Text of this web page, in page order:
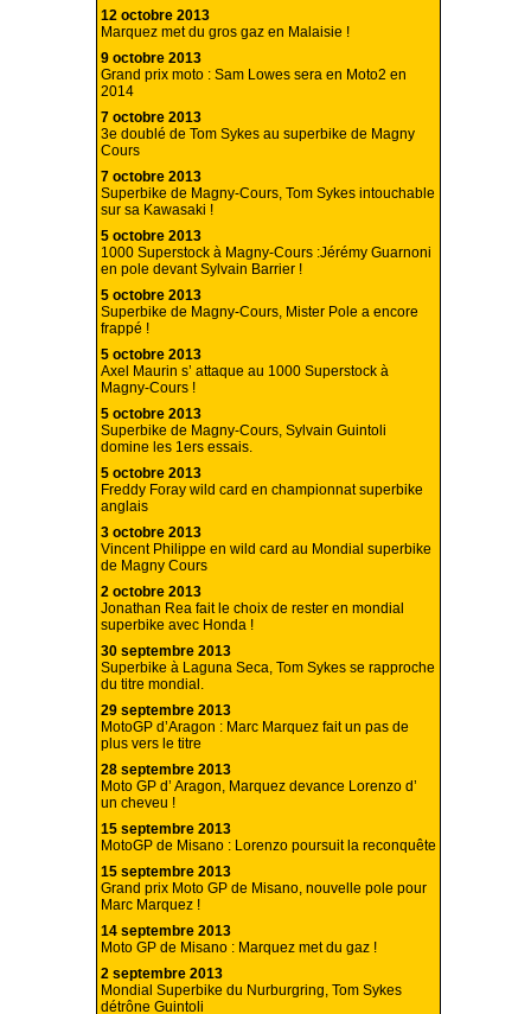
12 octobre 2013
Marquez met du gros gaz en Malaisie !
9 octobre 2013
Grand prix moto : Sam Lowes sera en Moto2 en
2014
7 octobre 2013
3e doublé de Tom Sykes au superbike de Magny
Cours
7 octobre 2013
Superbike de Magny-Cours, Tom Sykes intouchable
sur sa Kawasaki !
5 octobre 2013
1000 Superstock à Magny-Cours :Jérémy Guarnoni
en pole devant Sylvain Barrier !
5 octobre 2013
Superbike de Magny-Cours, Mister Pole a encore
frappé !
5 octobre 2013
Axel Maurin s’ attaque au 1000 Superstock à
Magny-Cours !
5 octobre 2013
Superbike de Magny-Cours, Sylvain Guintoli
domine les 1ers essais.
5 octobre 2013
Freddy Foray wild card en championnat superbike
anglais
3 octobre 2013
Vincent Philippe en wild card au Mondial superbike
de Magny Cours
2 octobre 2013
Jonathan Rea fait le choix de rester en mondial
superbike avec Honda !
30 septembre 2013
Superbike à Laguna Seca, Tom Sykes se rapproche
du titre mondial.
29 septembre 2013
MotoGP d’Aragon : Marc Marquez fait un pas de
plus vers le titre
28 septembre 2013
Moto GP d’ Aragon, Marquez devance Lorenzo d’
un cheveu !
15 septembre 2013
MotoGP de Misano : Lorenzo poursuit la reconquête
15 septembre 2013
Grand prix Moto GP de Misano, nouvelle pole pour
Marc Marquez !
14 septembre 2013
Moto GP de Misano : Marquez met du gaz !
2 septembre 2013
Mondial Superbike du Nurburgring, Tom Sykes
détrône Guintoli